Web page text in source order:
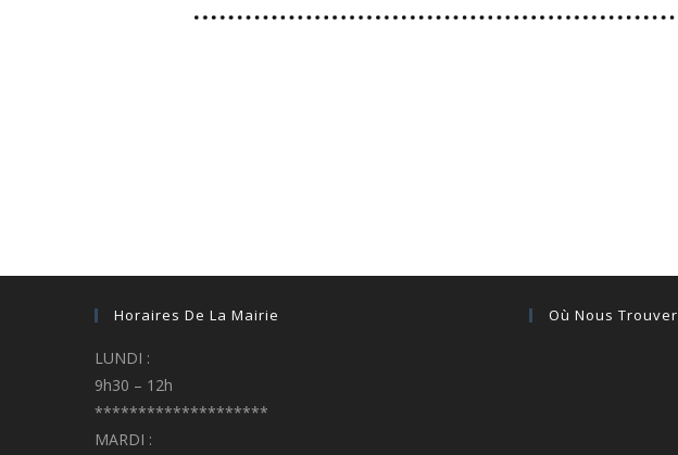
Horaires De La Mairie
LUNDI :
9h30 – 12h
********************
MARDI :
Où Nous Trouver